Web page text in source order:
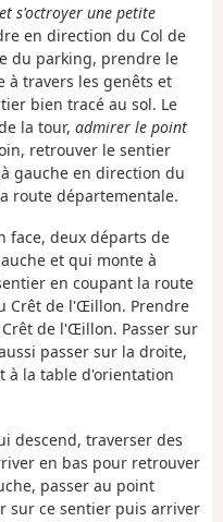
s'octroyer une petite
en direction du Col de
du parking, prendre le
travers les genêts et
bien tracé au sol. Le
la tour, admirer le point
retrouver le sentier
gauche en direction du
route départementale.
face, deux départs de
et qui monte à
en coupant la route
Crêt de l'Œillon. Prendre
de l'Œillon. Passer sur
passer sur la droite,
à la table d'orientation
descend, traverser des
en bas pour retrouver
passer au point
sur ce sentier puis arriver